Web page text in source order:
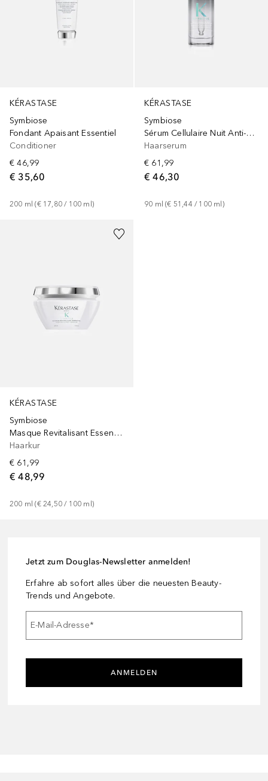
KÉRASTASE
Symbiose
Fondant Apaisant Essentiel
Conditioner
€ 46,99
€ 35,60
200 ml (€ 17,80 / 100 ml)
KÉRASTASE
Symbiose
Sérum Cellulaire Nuit Anti-Pelliculaire Intensif
Haarserum
€ 61,99
€ 46,30
90 ml (€ 51,44 / 100 ml )
KÉRASTASE
Symbiose
Masque Revitalisant Essentiel
Haarkur
€ 61,99
€ 48,99
200 ml (€ 24,50 / 100 ml)
Jetzt zum Douglas-Newsletter anmelden!
Erfahre ab sofort alles über die neuesten Beauty-
Trends und Angebote.
E-Mail-Adresse*
ANMELDEN